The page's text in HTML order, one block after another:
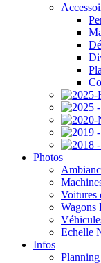
Photos
Voitures
Wagons
Echelle
Infos